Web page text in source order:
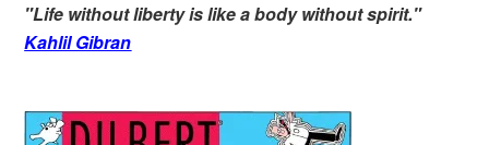
"Life without liberty is like a body without spirit."
Kahlil Gibran